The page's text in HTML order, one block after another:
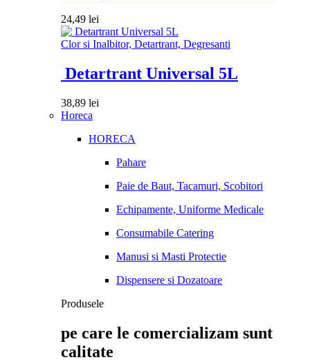
24,49 lei
Clor si Inalbitor, Detartrant, Degresanti
Detartrant Universal 5L
38,89 lei
Horeca
HORECA
Pahare
Paie de Baut, Tacamuri, Scobitori
Echipamente, Uniforme Medicale
Consumabile Catering
Manusi si Masti Protectie
Dispensere si Dozatoare
Produsele
pe care le comercializam sunt
calitate